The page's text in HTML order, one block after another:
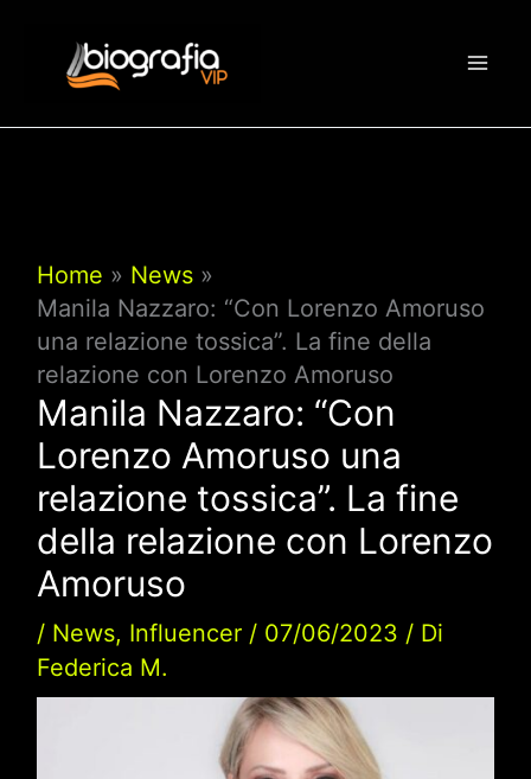
contenuto
Home
News
Manila Nazzaro: “Con Lorenzo Amoruso
una relazione tossica”. La fine della
relazione con Lorenzo Amoruso
Manila Nazzaro: “Con
Lorenzo Amoruso una
relazione tossica”. La fine
della relazione con Lorenzo
Amoruso
/ News, Influencer/ 07/06/2023 / Di
Federica M.